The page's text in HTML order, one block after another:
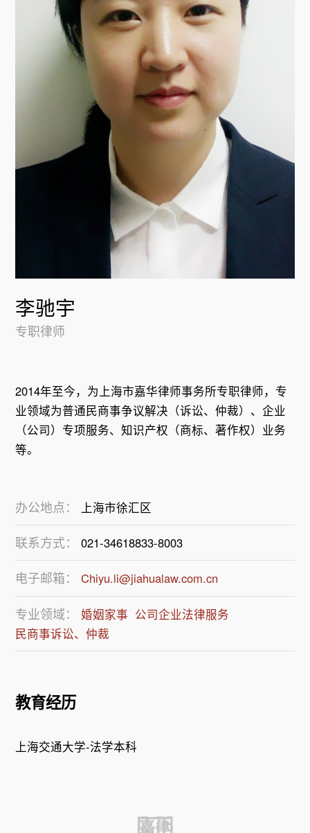
李驰宇
专职律师
2014年至今，为上海市嘉华律师事务所专职律师，专
业领域为普通民商事争议解决（诉讼、仲裁）、企业
（公司）专项服务、知识产权（商标、著作权）业务
办公地点： 上海市徐汇区
联系方式： 021-34618833-8003
电子邮箱： Chiyu.li@jiahualaw.com.cn
专业领域： 婚姻家事 公司企业法律服务
民商事诉讼、仲裁
教育经历